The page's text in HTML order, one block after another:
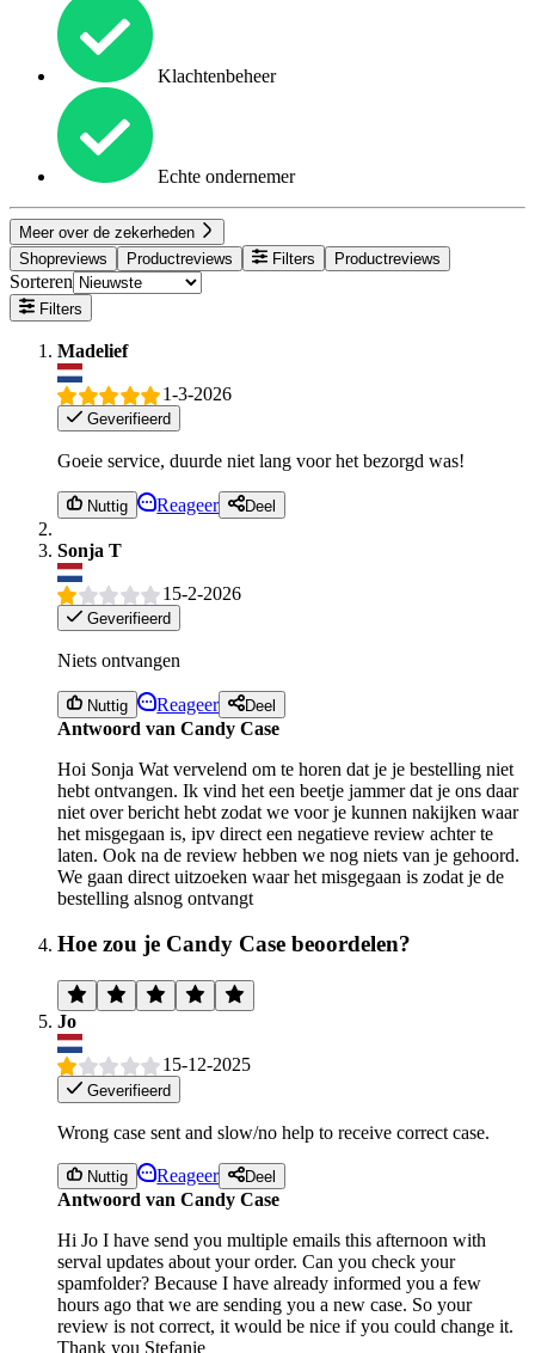
Klachtenbeheer
Echte ondernemer
Meer over de zekerheden
Shopreviews
Productreviews Filters Productreviews
Sorteren
Filters
Madelief
1-3-2026
Geverifieerd
Goeie service, duurde niet lang voor het bezorgd was!
Nuttig Reageer Deel
Sonja T
15-2-2026
Geverifieerd
Niets ontvangen
Nuttig Reageer Deel
Antwoord van Candy Case
Hoi Sonja Wat vervelend om te horen dat je je bestelling niet
hebt ontvangen. Ik vind het een beetje jammer dat je ons daar
niet over bericht hebt zodat we voor je kunnen nakijken waar
het misgegaan is, ipv direct een negatieve review achter te
laten. Ook na de review hebben we nog niets van je gehoord.
We gaan direct uitzoeken waar het misgegaan is zodat je de
bestelling alsnog ontvangt
Hoe zou je Candy Case beoordelen?
Jo
15-12-2025
Geverifieerd
Wrong case sent and slow/no help to receive correct case.
Nuttig Reageer Deel
Antwoord van Candy Case
Hi Jo I have send you multiple emails this afternoon with
serval updates about your order. Can you check your
spamfolder? Because I have already informed you a few
hours ago that we are sending you a new case. So your
review is not correct, it would be nice if you could change it.
Thank you Stefanie